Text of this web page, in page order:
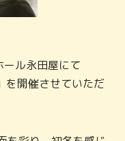
ル永田屋にて
開催させていただ